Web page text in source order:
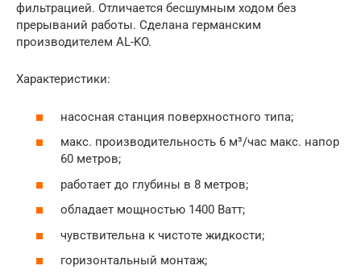
фильтрацией. Отличается бесшумным ходом без
прерываний работы. Сделана германским
производителем AL-KO.
Характеристики:
насосная станция поверхностного типа;
макс. производительность 6 м³/час макс. напор
60 метров;
работает до глубины в 8 метров;
обладает мощностью 1400 Ватт;
чувствительна к чистоте жидкости;
горизонтальный монтаж;